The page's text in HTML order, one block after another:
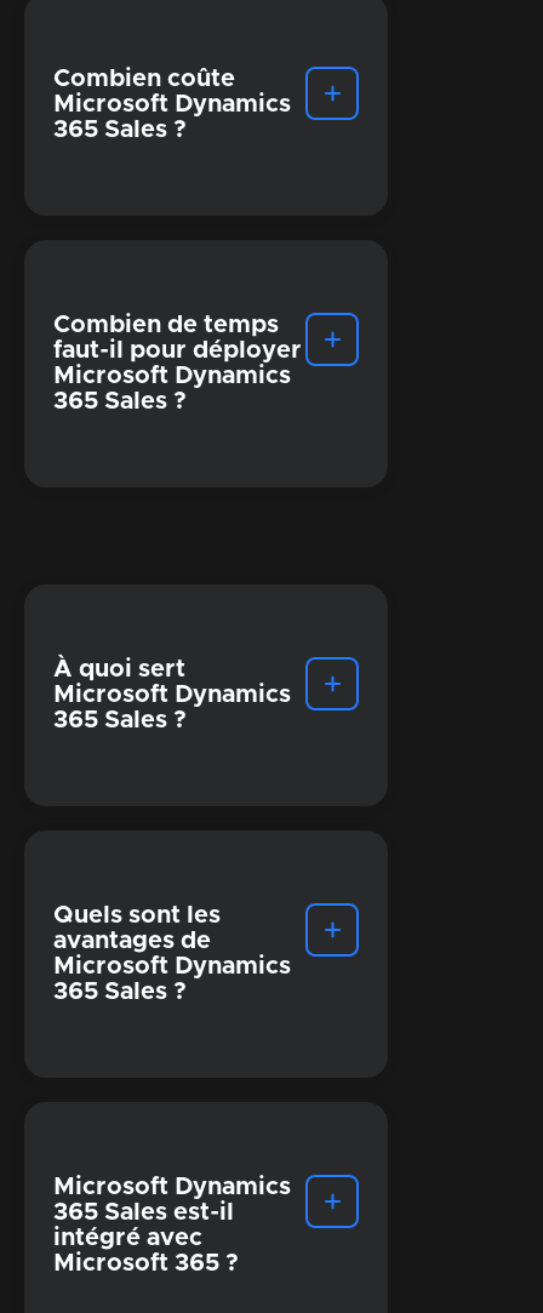
Combien coûte
Microsoft Dynamics
365 Sales ?
Combien de temps
faut-il pour déployer
Microsoft Dynamics
365 Sales ?
À quoi sert
Microsoft Dynamics
365 Sales ?
Quels sont les
avantages de
Microsoft Dynamics
365 Sales ?
Microsoft Dynamics
365 Sales est-il
intégré avec
Microsoft 365 ?